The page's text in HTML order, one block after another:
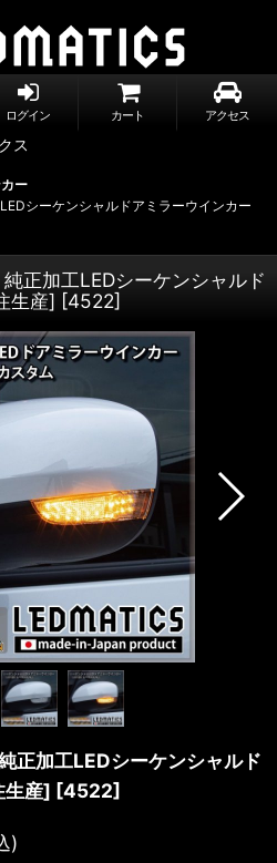
ログイン カート アクセス
ー
シーケンシャルドアミラーウインカー
正加工LEDシーケンシャルド
生産] [4522]
正加工LEDシーケンシャルド
生産] [4522]
)